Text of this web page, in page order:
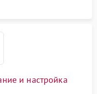
и настройка